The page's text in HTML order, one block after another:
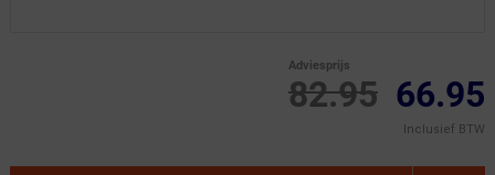
82.95
Adviesprijs
66.95
Inclusief BTW